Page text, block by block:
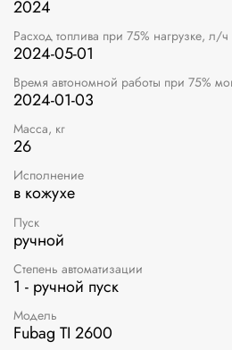
2024
Расход топлива при 75% нагрузке, л/ч
2024-05-01
Время автономной работы при 75%
2024-01-03
Масса, кг
26
Исполнение
в кожухе
Пуск
ручной
Степень автоматизации
1 - ручной пуск
Модель
Fubag TI 2600